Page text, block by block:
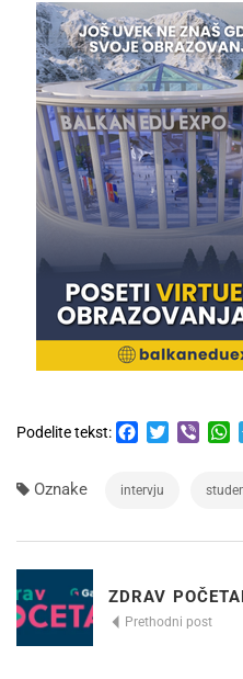
Podelite tekst: Facebook
Twitter
Viber
Oznake intervju
ZDRAV
Prethodni post